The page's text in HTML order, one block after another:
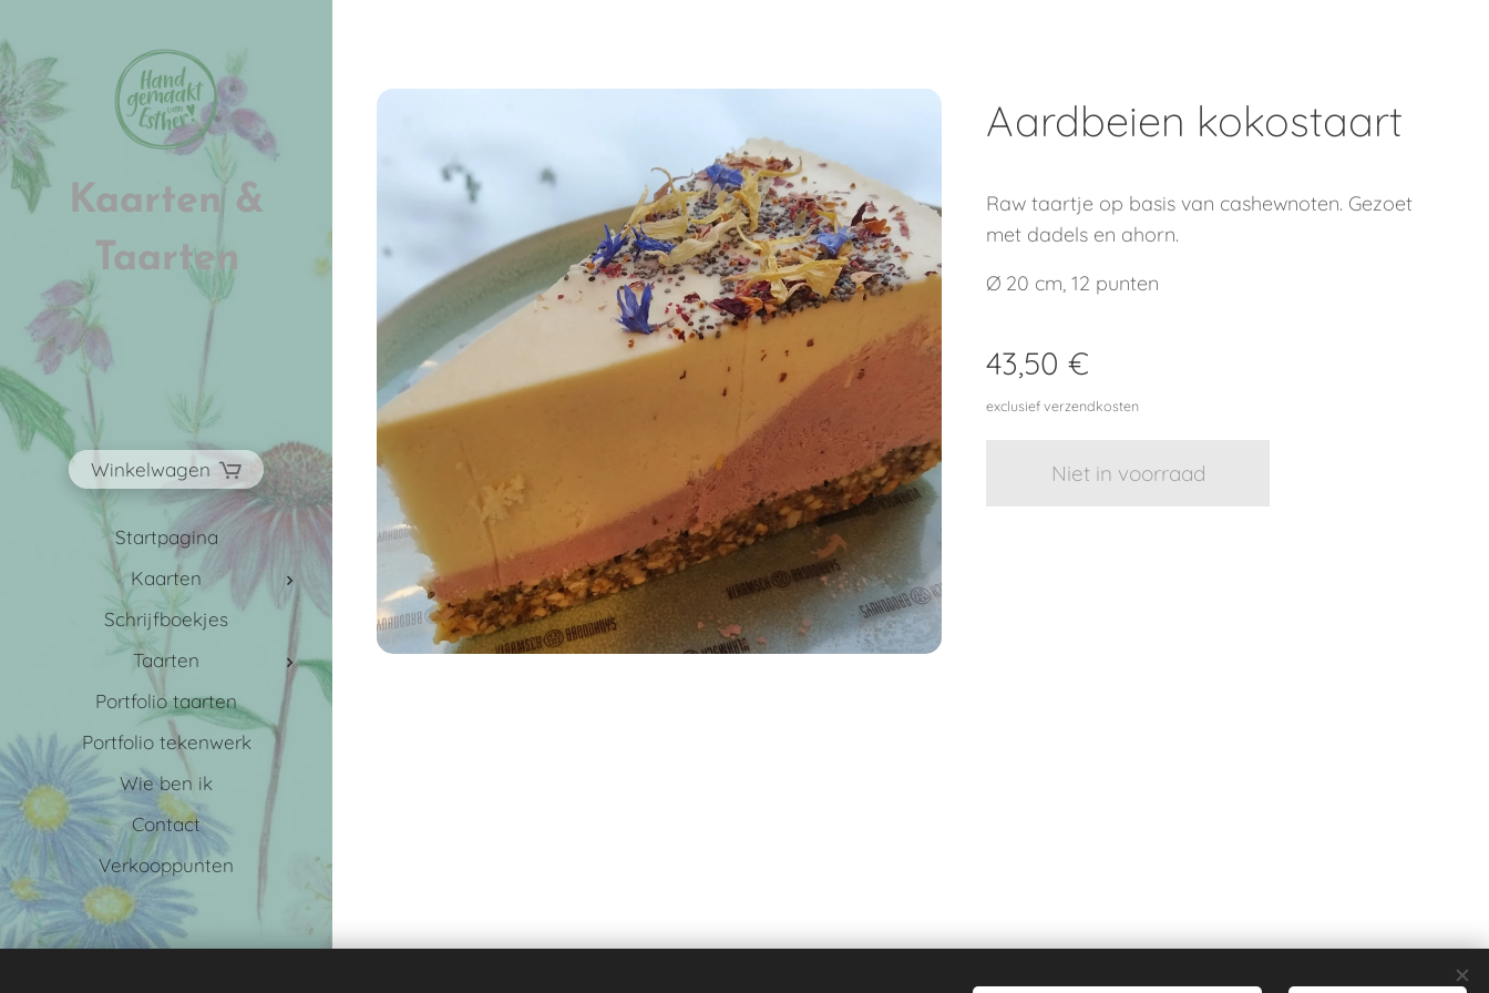
Kaarten &
Taarten
Winkelwagen
Startpagina
Kaarten
Schrijfboekjes
Taarten
Portfolio taarten
Portfolio tekenwerk
Wie ben ik
Contact
Verkooppunten
Aardbeien kokostaart
Raw taartje op basis van cashewnoten. Gezoet
met dadels en ahorn.
Ø 20 cm, 12 punten
43,50 €
exclusief verzendkosten
Niet in voorraad